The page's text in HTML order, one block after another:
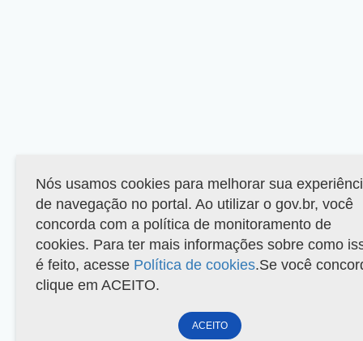
Nós usamos cookies para melhorar sua
de navegação no portal. Ao utilizar o gov.br, você
concorda com a política de monitoramento de
cookies. Para ter mais informações sobre como
é feito, acesse Política de cookies.Se você
clique em ACEITO.
ACEITO